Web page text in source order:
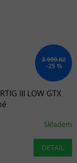
3 999 Kč
–25 %
III LOW GTX
Skladem
DETAIL